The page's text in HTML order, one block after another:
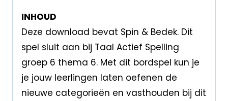
INHOUD
Deze download bevat Spin & Bedek. Dit
spel sluit aan bij Taal Actief Spelling
groep 6 thema 6. Met dit bordspel kun je
je jouw leerlingen laten oefenen de
nieuwe categorieën en vasthouden bij dit